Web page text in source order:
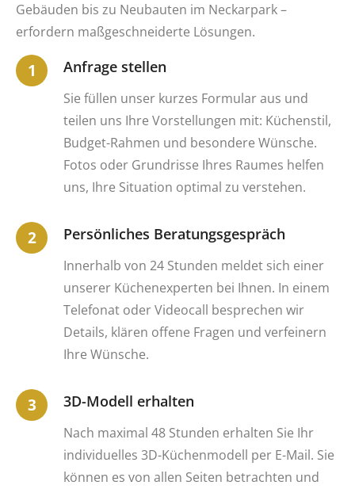
Gebäuden bis zu Neubauten im Neckarpark –
erfordern maßgeschneiderte Lösungen.
Anfrage stellen
Sie füllen unser kurzes Formular aus und
teilen uns Ihre Vorstellungen mit: Küchenstil,
Budget-Rahmen und besondere Wünsche.
Fotos oder Grundrisse Ihres Raumes helfen
uns, Ihre Situation optimal zu verstehen.
Persönliches Beratungsgespräch
Innerhalb von 24 Stunden meldet sich einer
unserer Küchenexperten bei Ihnen. In einem
Telefonat oder Videocall besprechen wir
Details, klären offene Fragen und verfeinern
Ihre Wünsche.
3D-Modell erhalten
Nach maximal 48 Stunden erhalten Sie Ihr
individuelles 3D-Küchenmodell per E-Mail. Sie
können es von allen Seiten betrachten und